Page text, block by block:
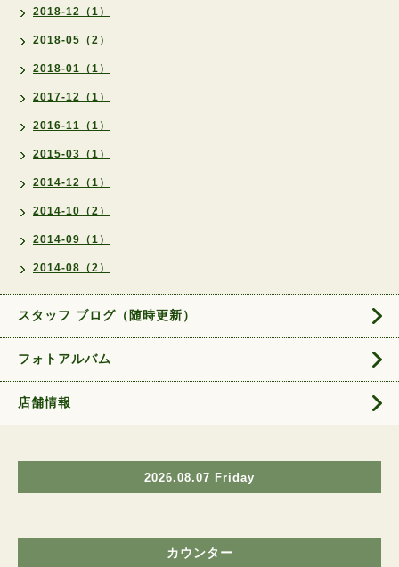
2018-12（1）
2018-05（2）
2018-01（1）
2017-12（1）
2016-11（1）
2015-03（1）
2014-12（1）
2014-10（2）
2014-09（1）
2014-08（2）
スタッフ ブログ（随時更新）
フォトアルバム
店舗情報
2026.08.07 Friday
カウンター